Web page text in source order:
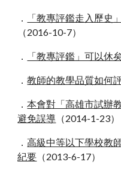
．
「教專評鑑走入歷史
（2016-10-7）
． 「教專評鑑」可以休
．教師的教學品質如何
．本會對「高雄市試辦
避免誤導 （2014-1-23）
．高級中等以下學校教
紀要 （2013-6-17）